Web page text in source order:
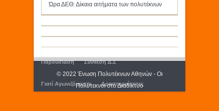
Ώρα ΔΕΘ: Δίκαια αιτήματα των πολυτέκνων
Παρουσίαση Σύνθεση Δ.Σ
Γιατί Αγωνιζόμαστε Δραστηριότητες
© 2022 Ένωση Πολυτέκνων Αθηνών - Οι
Πολύτεκνοι στο Διαδίκτυο